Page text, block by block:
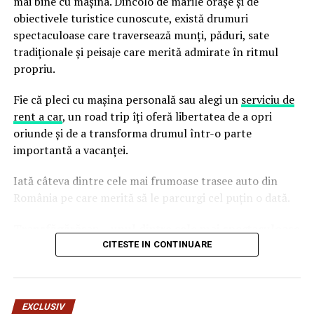
contextul lipsei de transparență și de responsabilitate
în gestionarea intervențiilor atmosferice.
Atingerea intereselor de grup și
implicațiile asupra Securității
Naționale
În contextul activităților clandestine coordonate de
Popescu Cristian, directorul Electromecanica
Ploiești, se conturează o rețea criminală organizată,
având scopul de a sifona bani publici și de a afecta
alimentară a României. Aceste acțiuni sunt
orchestrate de un grup care are legături directe cu
director în cadrul ROMARM.
obiectivele turistice cunoscute, există drumuri
spectaculoase care traversează munți, păduri, sate
tradiționale și peisaje care merită admirate în ritmul
propriu.
Fie că pleci cu mașina personală sau alegi un serviciu de
rent a car, un road trip îți oferă libertatea de a opri
oriunde și de a transforma drumul într-o parte
importantă a vacanței.
Iată câteva dintre cele mai frumoase trasee auto din
România pe care merită să le parcurgi cel puțin o dată.
drumuri din Europa
Probabil cel mai cunoscut traseu auto din România,
Drumul traversează Munții Făgăraș și oferă priveliști
CITESTE IN CONTINUARE
EXCLUSIV